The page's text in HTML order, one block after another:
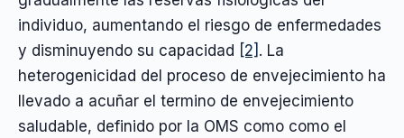
individuo, aumentando el riesgo de enfermedades
y disminuyendo su capacidad [2] . La
heterogenicidad del proceso de envejecimiento ha
llevado a acuñar el termino de envejecimiento
saludable, definido por la OMS como como el